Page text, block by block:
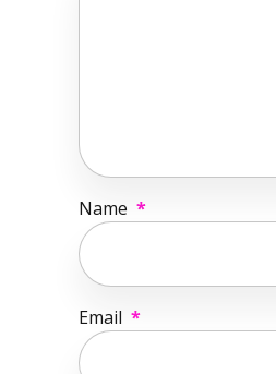
Name *
Email *